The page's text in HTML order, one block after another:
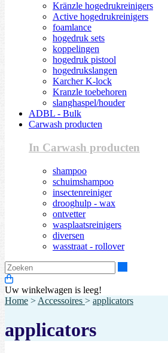
Kränzle hogedrukreinigers
Active hogedrukreinigers
foamlance
hogedruk sets
koppelingen
hogedruk pistool
hogedrukslangen
Karcher K-lock
Kranzle toebehoren
slanghaspel/houder
ADBL - Bulk
Carwash producten
In Carwash producten
shampoo
schuimshampoo
insectenreiniger
drooghulp - wax
ontvetter
wasplaatsreinigers
diversen
wasstraat - rollover
Uw winkelwagen is leeg!
Home > Accessoires > applicators
applicators